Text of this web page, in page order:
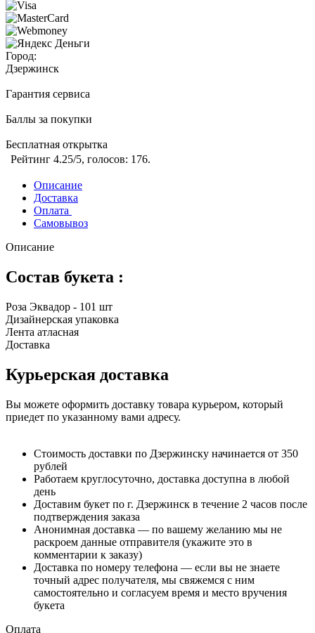
Город:
Дзержинск
Гарантия сервиса
Баллы за покупки
Бесплатная открытка
Рейтинг 4.25/5, голосов: 176.
Описание
Доставка
Оплата
Самовывоз
Описание
Состав букета :
Роза Эквадор - 101 шт
Дизайнерская упаковка
Лента атласная
Доставка
Курьерская доставка
Вы можете оформить доставку товара курьером, который
приедет по указанному вами адресу.
Стоимость доставки по Дзержинску начинается от 350
рублей
Работаем круглосуточно, доставка доступна в любой
день
Доставим букет по г. Дзержинск в течение 2 часов после
подтверждения заказа
Анонимная доставка — по вашему желанию мы не
раскроем данные отправителя (укажите это в
комментарии к заказу)
Доставка по номеру телефона — если вы не знаете
точный адрес получателя, мы свяжемся с ним
самостоятельно и согласуем время и место вручения
букета
Оплата